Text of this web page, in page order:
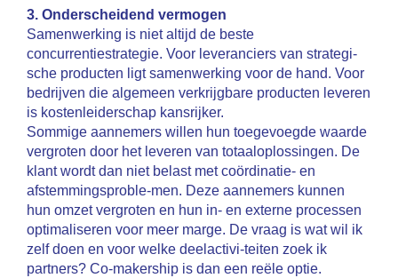
3. Onderscheidend vermogen
Samenwerking is niet altijd de beste
concurrentiestrategie. Voor leveranciers van strategi-
sche producten ligt samenwerking voor de hand. Voor
bedrijven die algemeen verkrijgbare producten leveren
is kostenleiderschap kansrijker.
Sommige aannemers willen hun toegevoegde waarde
vergroten door het leveren van totaaloplossingen. De
klant wordt dan niet belast met coördinatie- en
afstemmingsproble-men. Deze aannemers kunnen
hun omzet vergroten en hun in- en externe processen
optimaliseren voor meer marge. De vraag is wat wil ik
zelf doen en voor welke deelactivi-teiten zoek ik
partners? Co-makership is dan een reële optie.